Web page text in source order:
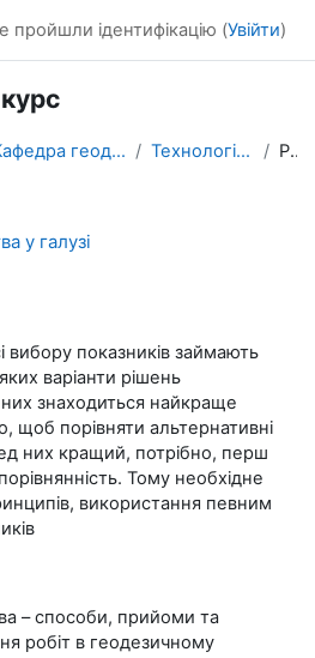
пройшли ідентифікацію (Увійти)
Кафедра геодезії / Department of Geodesy Технологія виробництва у галузі Резюме
у галузі
вибору показників займають
варіанти рішень
знаходиться найкраще
щоб порівняти альтернативні
них кращий, потрібно, перш
Тому необхідне
використання певним
– способи, прийоми та
робіт в геодезичному